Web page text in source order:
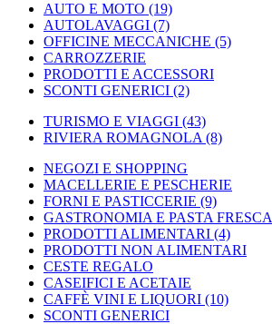
AUTO E MOTO (19)
AUTOLAVAGGI (7)
OFFICINE MECCANICHE (5)
CARROZZERIE
PRODOTTI E ACCESSORI
SCONTI GENERICI (2)
TURISMO E VIAGGI (43)
RIVIERA ROMAGNOLA (8)
NEGOZI E SHOPPING
MACELLERIE E PESCHERIE
FORNI E PASTICCERIE (9)
GASTRONOMIA E PASTA FRESCA
PRODOTTI ALIMENTARI (4)
PRODOTTI NON ALIMENTARI
CESTE REGALO
CASEIFICI E ACETAIE
CAFFÈ VINI E LIQUORI (10)
SCONTI GENERICI